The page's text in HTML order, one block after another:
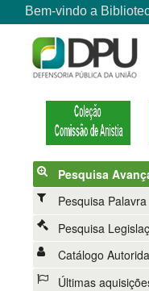
Pesquisa
Pesquisa Palavra
Pesquisa
Catálogo
Últimas